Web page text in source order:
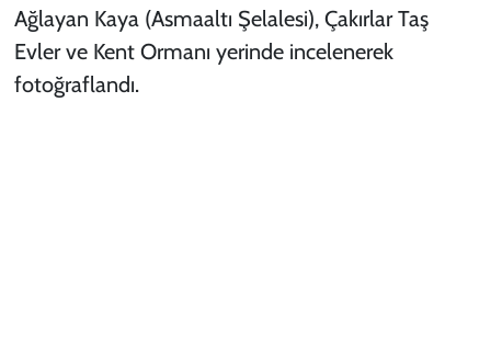
Ağlayan Kaya (Asmaaltı Şelalesi), Çakırlar Taş
Evler ve Kent Ormanı yerinde incelenerek
fotoğraflandı.